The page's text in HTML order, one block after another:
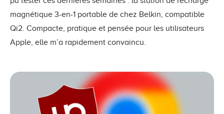
magnétique 3-en-1 portable de chez Belkin, compatible
Qi2. Compacte, pratique et pensée pour les utilisateurs
Apple, elle m’a rapidement convaincu.